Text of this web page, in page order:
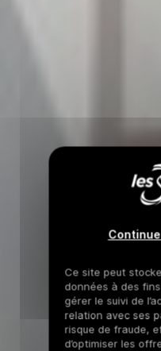
Ce site peut
données à des
gérer le suivi de
relation avec ses
risque de fraude,
d’optimiser les